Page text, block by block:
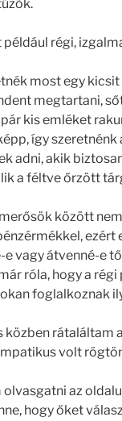
régi,
most egy
megtartani,
kis emléket
így
adni, akik
a féltve őrzött
között
e vagy átvenné-e
róla, hogy a
foglalkoznak
közben rátaláltam
volt
az
hogy őket